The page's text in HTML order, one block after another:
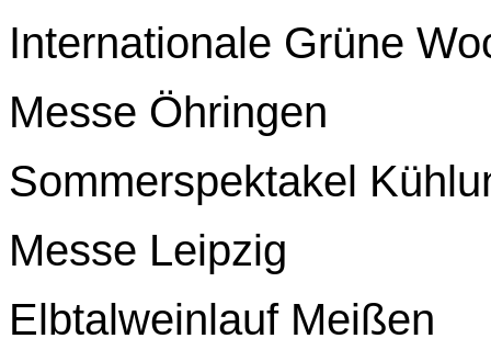
Internationale Grüne
Messe Öhringen
Sommerspektakel
Messe Leipzig
Elbtalweinlauf Meißen